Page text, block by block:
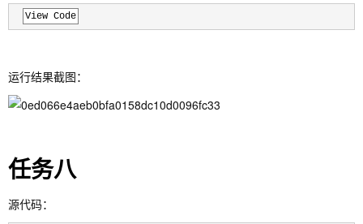
View Code
运行结果截图：
任务八
源代码：